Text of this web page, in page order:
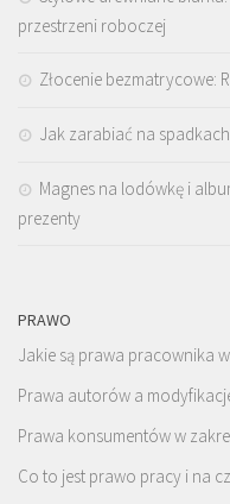
przestrzeni roboczej
Złocenie bezmatrycowe:
Jak zarabiać na
Magnes na lodówkę i
prezenty
PRAWO
Jakie są prawa pracownika
Prawa autorów a
Prawa konsumentów w
Co to jest prawo pracy i na